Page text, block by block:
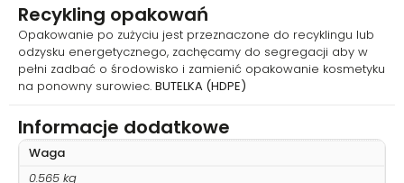
Recykling opakowań
Opakowanie po zużyciu jest przeznaczone do recyklingu lub
odzysku energetycznego, zachęcamy do segregacji aby w
pełni zadbać o środowisko i zamienić opakowanie kosmetyku
na ponowny surowiec. BUTELKA (HDPE)
Informacje dodatkowe
Waga
0.565 kg